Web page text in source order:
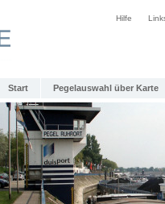
Hilfe
Start Pegelauswahl über Karte